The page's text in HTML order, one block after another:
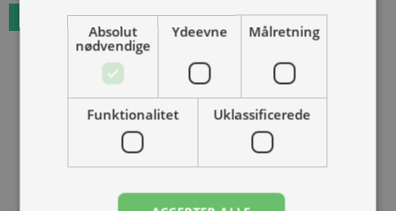
Bestil som restordre
Absolut
nødvendige
Ydeevne Målretning
Funktionalitet Uklassificerede